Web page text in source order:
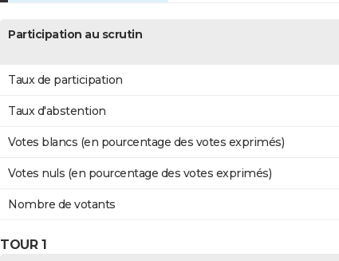
Participation au scrutin
Taux de participation
Taux d'abstention
Votes blancs (en pourcentage des votes exprimés)
Votes nuls (en pourcentage des votes exprimés)
Nombre de votants
TOUR 1